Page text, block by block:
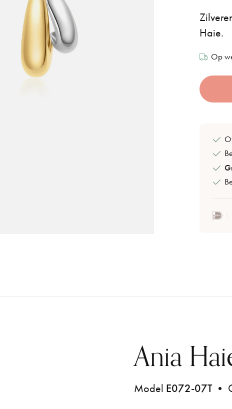
Haie.
Op
Ania
Model E072-07T•